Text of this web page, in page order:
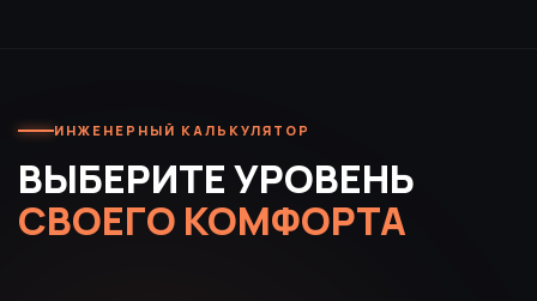
ИНЖЕНЕРНЫЙ КАЛЬКУЛЯТОР
ВЫБЕРИТЕ УРОВЕНЬ
СВОЕГО КОМФОРТА